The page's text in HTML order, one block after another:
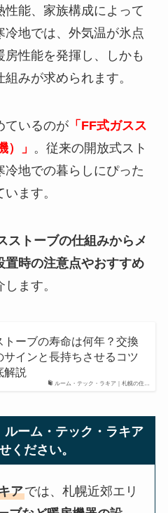
能、家族構成によって
地では、外気温が氷点
性能を発揮し、しかも
みが求められます。
ているのが「FF式ガスス
）」 。従来の開放式スト
地での暮らしにぴった
ます。
ストーブの仕組みからメ
置時の注意点やおすすめ
ます。
ルーム・テック・ラキア｜札幌の住…
トーブの寿命は何年？交換
サインと長持ちさせるコツ
解説
ルーム・テック・ラキア
ください。
アでは、札幌近郊エリ